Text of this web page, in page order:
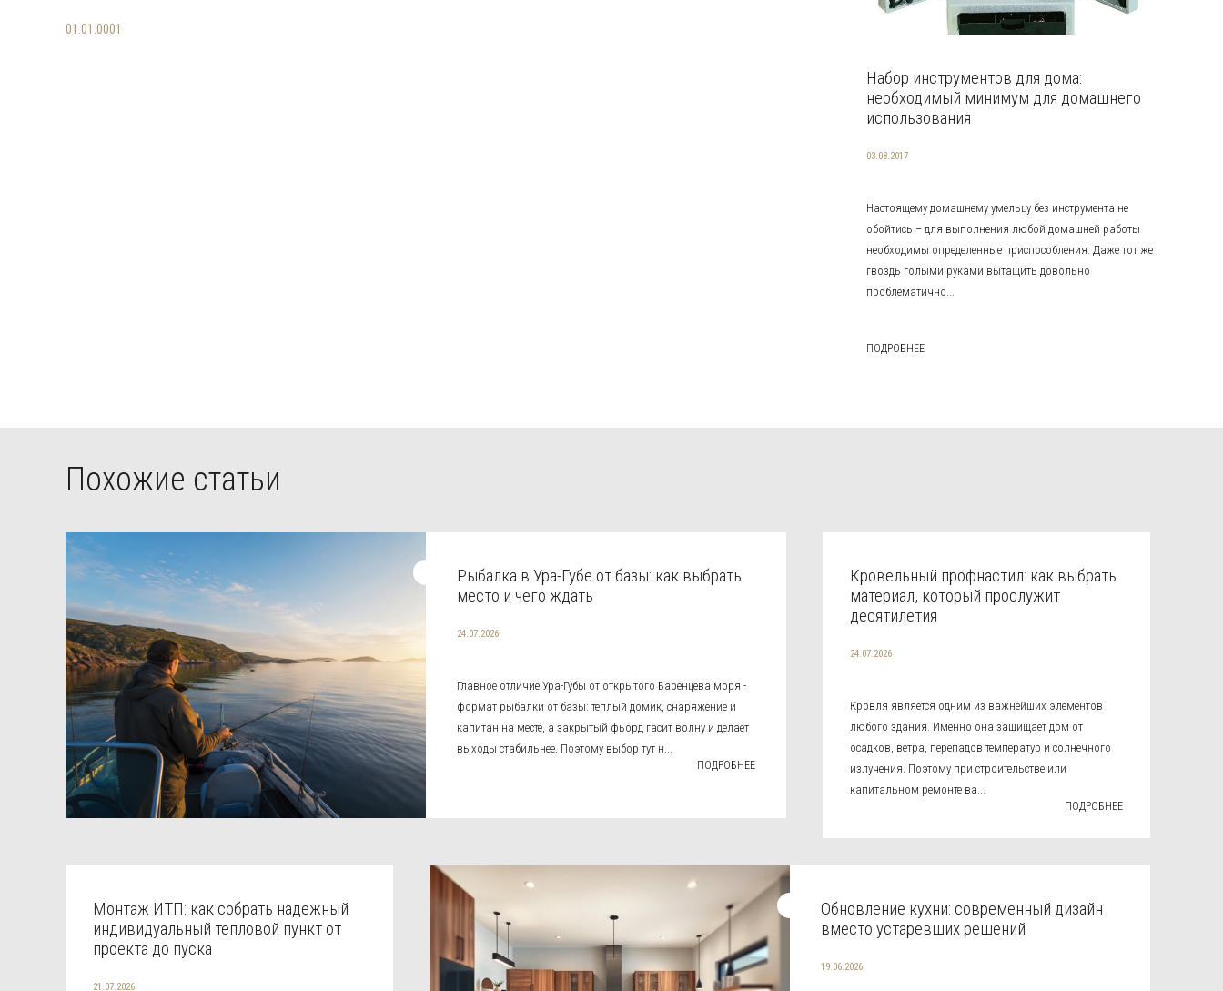
01.01.0001
Набор инструментов для дома:
необходимый минимум для домашнего
использования
03.08.2017
Настоящему домашнему умельцу без инструмента не
обойтись – для выполнения любой домашней работы
необходимы определенные приспособления. Даже тот же
гвоздь голыми руками вытащить довольно
проблематично...
ПОДРОБНЕЕ
Похожие статьи
Рыбалка в Ура-Губе от базы: как выбрать
место и чего ждать
24.07.2026
Главное отличие Ура-Губы от открытого Баренцева моря -
формат рыбалки от базы: тёплый домик, снаряжение и
капитан на месте, а закрытый фьорд гасит волну и делает
выходы стабильнее. Поэтому выбор тут н...
ПОДРОБНЕЕ
Кровельный профнастил: как выбрать
материал, который прослужит
десятилетия
24.07.2026
Кровля является одним из важнейших элементов
любого здания. Именно она защищает дом от
осадков, ветра, перепадов температур и солнечного
излучения. Поэтому при строительстве или
капитальном ремонте ва...
ПОДРОБНЕЕ
Монтаж ИТП: как собрать надежный
индивидуальный тепловой пункт от
проекта до пуска
21.07.2026
Обновление кухни: современный дизайн
вместо устаревших решений
19.06.2026